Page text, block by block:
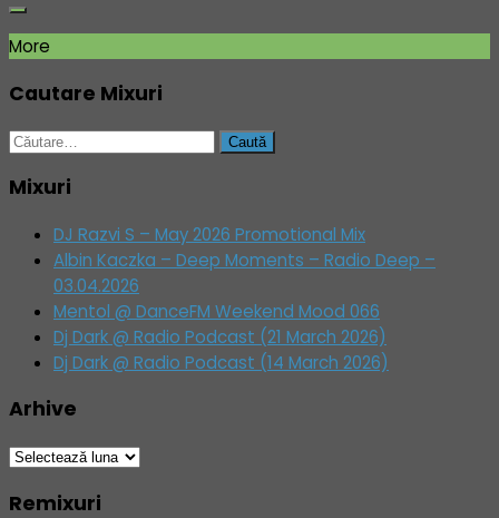
More
Cautare Mixuri
Caută
Mixuri
DJ Razvi S – May 2026 Promotional Mix
Albin Kaczka – Deep Moments – Radio Deep –
03.04.2026
Mentol @ DanceFM Weekend Mood 066
Dj Dark @ Radio Podcast (21 March 2026)
Dj Dark @ Radio Podcast (14 March 2026)
Arhive
Arhive
Remixuri